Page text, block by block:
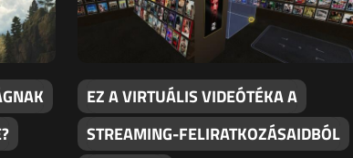
EZ A VIRTUÁLIS VIDEÓTÉKA A
STREAMING-FELIRATKOZÁSAIDBÓL